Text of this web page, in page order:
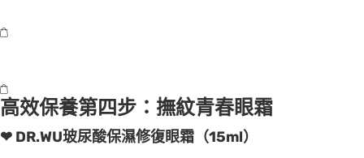
高效保養第四步：撫紋青春眼霜
❤ DR.WU玻尿酸保濕修復眼霜（15ml）